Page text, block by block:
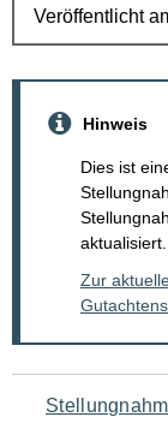
Hinweis
Dies ist
aktualisiert.
Zur
Gutachtens